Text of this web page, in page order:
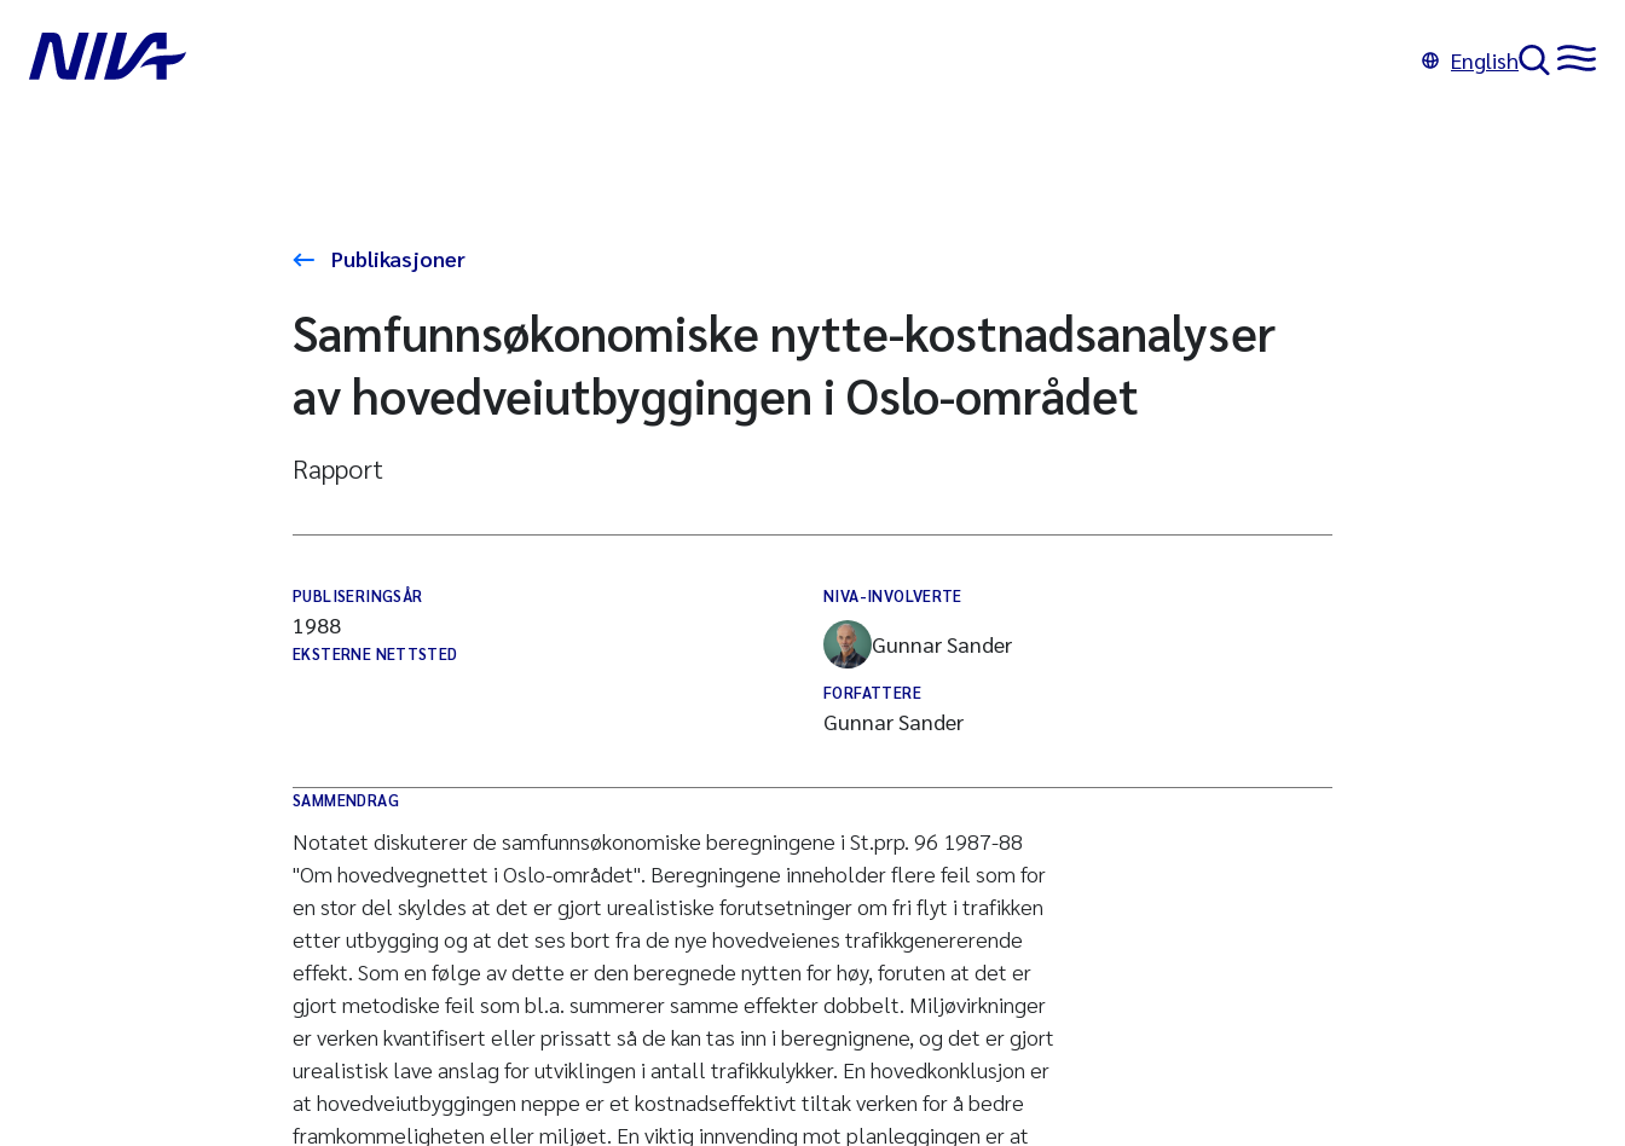
English
Publikasjoner
Samfunnsøkonomiske nytte-kostnadsanalyser
av hovedveiutbyggingen i Oslo-området
Rapport
PUBLISERINGSÅR
1988
EKSTERNE NETTSTED
NIVA-INVOLVERTE
Gunnar Sander
FORFATTERE
Gunnar Sander
SAMMENDRAG
Notatet diskuterer de samfunnsøkonomiske beregningene i St.prp. 96 1987-88
"Om hovedvegnettet i Oslo-området". Beregningene inneholder flere feil som for
en stor del skyldes at det er gjort urealistiske forutsetninger om fri flyt i trafikken
etter utbygging og at det ses bort fra de nye hovedveienes trafikkgenererende
effekt. Som en følge av dette er den beregnede nytten for høy, foruten at det er
gjort metodiske feil som bl.a. summerer samme effekter dobbelt. Miljøvirkninger
er verken kvantifisert eller prissatt så de kan tas inn i beregnignene, og det er gjort
urealistisk lave anslag for utviklingen i antall trafikkulykker. En hovedkonklusjon er
at hovedveiutbyggingen neppe er et kostnadseffektivt tiltak verken for å bedre
framkommeligheten eller miljøet. En viktig innvending mot planleggingen er at